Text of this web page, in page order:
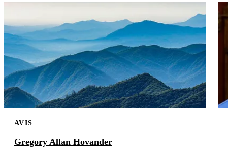
AVIS
Gregory Allan Hovander